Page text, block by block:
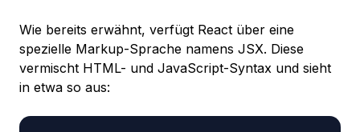
Wie bereits erwähnt, verfügt React über eine
spezielle Markup-Sprache namens JSX. Diese
vermischt HTML- und JavaScript-Syntax und sieht
in etwa so aus: